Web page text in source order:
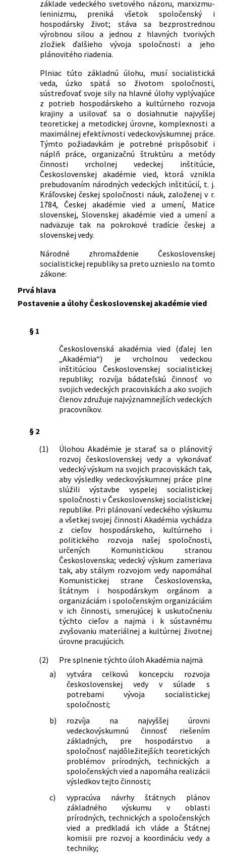
opatrenia Predsedníctva Federálneho
zhromaždenia č. 26/1970 Zb. a zákona č.
91/1977 Zb.
299/1990 Zb.
Zákon, ktorým sa dopĺňa zákon č.
54/1963 Zb. o Československej akadémii
vied v znení zákonného opatrenia
Predsedníctva Federálneho
zhromaždenia č. 26/1970 Zb., zákona č.
91/1977 Zb. a zákona č. 164/1990 Zb.
základe vedeckého svetového názoru, marxizmu-
leninizmu, preniká všetok spoločenský i
hospodársky život; stáva sa bezprostrednou
výrobnou silou a jednou z hlavných tvorivých
zložiek ďalšieho vývoja spoločnosti a jeho
plánovitého riadenia.
Plniac túto základnú úlohu, musí socialistická
veda, úzko spätá so životom spoločnosti,
sústreďovať svoje sily na hlavné úlohy vyplývajúce
z potrieb hospodárskeho a kultúrneho rozvoja
krajiny a usilovať sa o dosiahnutie najvyššej
teoretickej a metodickej úrovne, komplexnosti a
maximálnej efektívnosti vedeckovýskumnej práce.
Týmto požiadavkám je potrebné prispôsobiť i
náplň práce, organizačnú štruktúru a metódy
činnosti vrcholnej vedeckej inštitúcie,
Československej akadémie vied, ktorá vznikla
prebudovaním národných vedeckých inštitúcií, t. j.
Kráľovskej českej spoločnosti náuk, založenej v r.
1784, Českej akadémie vied a umení, Matice
slovenskej, Slovenskej akadémie vied a umení a
nadväzuje tak na pokrokové tradície českej a
slovenskej vedy.
Národné zhromaždenie Československej
socialistickej republiky sa preto uznieslo na tomto
zákone:
Prvá hlava
Postavenie a úlohy Československej akadémie vied
§ 1
Československá akadémia vied (ďalej len
„Akadémia“) je vrcholnou vedeckou
inštitúciou Československej socialistickej
republiky; rozvíja bádateľskú činnosť vo
svojich vedeckých pracoviskách a ako svojich
členov združuje najvýznamnejších vedeckých
pracovníkov.
§ 2
(1)
Úlohou Akadémie je starať sa o plánovitý
rozvoj československej vedy a vykonávať
vedecký výskum na svojich pracoviskách tak,
aby výsledky vedeckovýskumnej práce plne
slúžili výstavbe vyspelej socialistickej
spoločnosti v Československej socialistickej
republike. Pri plánovaní vedeckého výskumu
a všetkej svojej činnosti Akadémia vychádza
z cieľov hospodárskeho, kultúrneho i
politického rozvoja našej spoločnosti,
určených Komunistickou stranou
Československa; vedecký výskum zameriava
tak, aby stálym rozvojom vedy napomáhal
Komunistickej strane Československa,
štátnym i hospodárskym orgánom a
organizáciám i spoločenským organizáciám
v ich činnosti, smerujúcej k uskutočneniu
týchto cieľov a najmä i k sústavnému
zvyšovaniu materiálnej a kultúrnej životnej
úrovne pracujúcich.
(2)
Pre splnenie týchto úloh Akadémia najmä
a)
vytvára celkovú koncepciu rozvoja
československej vedy v súlade s
potrebami vývoja socialistickej
spoločnosti;
b)
rozvíja na najvyššej úrovni
vedeckovýskumnú činnosť riešením
základných, pre hospodárstvo a
spoločnosť najdôležitejších teoretických
problémov prírodných, technických a
spoločenských vied a napomáha realizácii
výsledkov tejto činnosti;
c)
vypracúva návrhy štátnych plánov
základného výskumu v oblasti
prírodných, technických a spoločenských
vied a predkladá ich vláde a Štátnej
komisii pre rozvoj a koordináciu vedy a
techniky;